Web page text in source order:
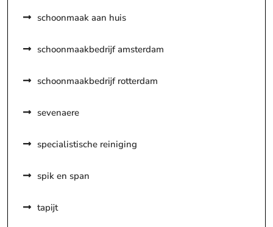
schoonmaak aan huis
schoonmaakbedrijf amsterdam
schoonmaakbedrijf rotterdam
sevenaere
specialistische reiniging
spik en span
tapijt